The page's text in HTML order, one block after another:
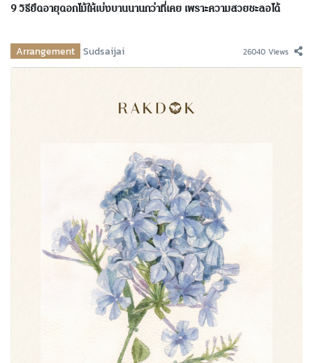
9 วิธียืดอายุดอกไม้ให้เบ่งบานนานกว่าที่เคย เพราะความสวยชะลอได้
Arrangement Sudsaijai 26040 Views